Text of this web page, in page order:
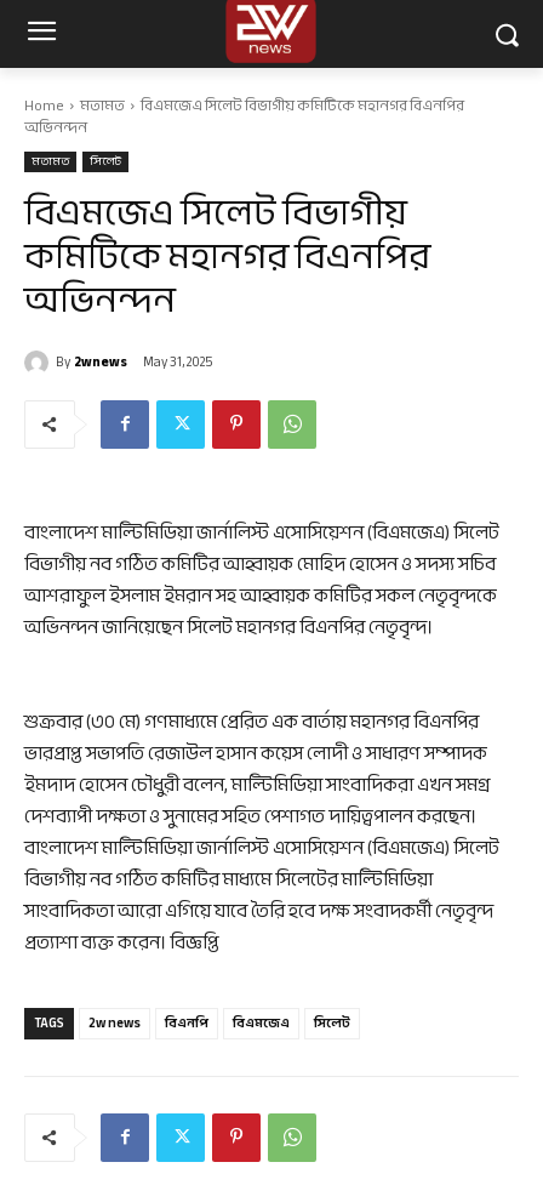
Home মতামত বিএমজেএ সিলেট বিভাগীয় কমিটিকে মহানগর বিএনপির
অভিনন্দন
মতামত সিলেট
বিএমজেএ সিলেট বিভাগীয়
কমিটিকে মহানগর বিএনপির
অভিনন্দন
By2wnews May 31, 2025
বাংলাদেশ মাল্টিমিডিয়া জার্নালিস্ট এসোসিয়েশন (বিএমজেএ) সিলেট
বিভাগীয় নব গঠিত কমিটির আহ্বায়ক মোহিদ হোসেন ও সদস্য সচিব
আশরাফুল ইসলাম ইমরান সহ আহ্বায়ক কমিটির সকল নেতৃবৃন্দকে
অভিনন্দন জানিয়েছেন সিলেট মহানগর বিএনপির নেতৃবৃন্দ।
শুক্রবার (৩০ মে) গণমাধ্যমে প্রেরিত এক বার্তায় মহানগর বিএনপির
ভারপ্রাপ্ত সভাপতি রেজাউল হাসান কয়েস লোদী ও সাধারণ সম্পাদক
ইমদাদ হোসেন চৌধুরী বলেন, মাল্টিমিডিয়া সাংবাদিকরা এখন সমগ্র
দেশব্যাপী দক্ষতা ও সুনামের সহিত পেশাগত দায়িত্বপালন করছেন।
বাংলাদেশ মাল্টিমিডিয়া জার্নালিস্ট এসোসিয়েশন (বিএমজেএ) সিলেট
বিভাগীয় নব গঠিত কমিটির মাধ্যমে সিলেটের মাল্টিমিডিয়া
সাংবাদিকতা আরো এগিয়ে যাবে তৈরি হবে দক্ষ সংবাদকর্মী নেতৃবৃন্দ
প্রত্যাশা ব্যক্ত করেন। বিজ্ঞপ্তি
TAGS 2w news বিএনপি বিএমজেএ সিলেট